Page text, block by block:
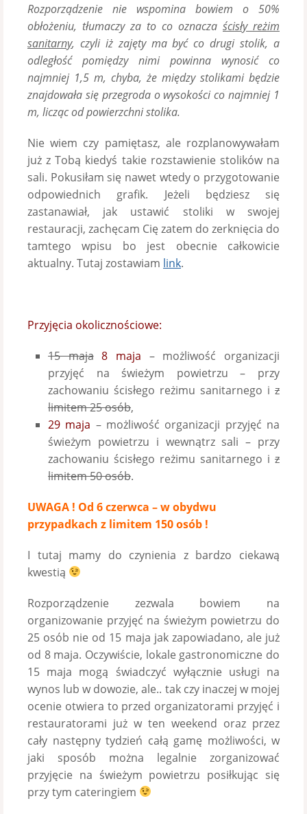
Rozporządzenie nie wspomina bowiem o 50%
obłożeniu, tłumaczy za to co oznacza ścisły reżim
sanitarny, czyli iż zajęty ma być co drugi stolik, a
odległość pomiędzy nimi powinna wynosić co
najmniej 1,5 m, chyba, że między stolikami będzie
znajdowała się przegroda o wysokości co najmniej 1
m, licząc od powierzchni stolika.
Nie wiem czy pamiętasz, ale rozplanowywałam
już z Tobą kiedyś takie rozstawienie stolików na
sali. Pokusiłam się nawet wtedy o przygotowanie
odpowiednich grafik. Jeżeli będziesz się
zastanawiał, jak ustawić stoliki w swojej
restauracji, zachęcam Cię zatem do zerknięcia do
tamtego wpisu bo jest obecnie całkowicie
aktualny. Tutaj zostawiam link.
Przyjęcia okolicznościowe:
15 maja 8 maja – możliwość organizacji
przyjęć na świeżym powietrzu – przy
zachowaniu ścisłego reżimu sanitarnego i z
limitem 25 osób,
29 maja – możliwość organizacji przyjęć na
świeżym powietrzu i wewnątrz sali – przy
zachowaniu ścisłego reżimu sanitarnego i z
limitem 50 osób.
UWAGA ! Od 6 czerwca – w obydwu
przypadkach z limitem 150 osób !
I tutaj mamy do czynienia z bardzo ciekawą
kwestią
Rozporządzenie zezwala bowiem na
organizowanie przyjęć na świeżym powietrzu do
25 osób nie od 15 maja jak zapowiadano, ale już
od 8 maja. Oczywiście, lokale gastronomiczne do
15 maja mogą świadczyć wyłącznie usługi na
wynos lub w dowozie, ale.. tak czy inaczej w mojej
ocenie otwiera to przed organizatorami przyjęć i
restauratorami już w ten weekend oraz przez
cały następny tydzień całą gamę możliwości, w
jaki sposób można legalnie zorganizować
przyjęcie na świeżym powietrzu posiłkując się
przy tym cateringiem